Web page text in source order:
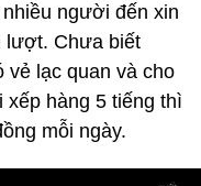
người đến xin
lượt. Chưa biết
vẻ lạc quan và cho
hàng 5 tiếng thì
mỗi ngày.